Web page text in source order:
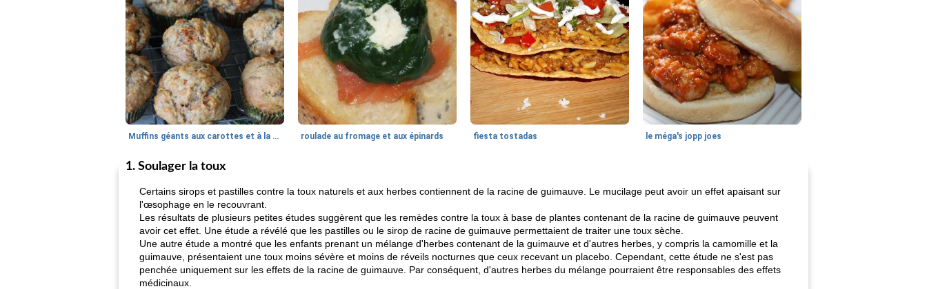
Muffins géants aux carottes et à la banane de Nif roulade au fromage et aux épinards fiesta tostadas le méga's jopp joes
1. Soulager la toux
Certains sirops et pastilles contre la toux naturels et aux herbes contiennent de la racine de guimauve. Le mucilage peut avoir un effet apaisant sur
l'œsophage en le recouvrant.
Les résultats de plusieurs petites études suggèrent que les remèdes contre la toux à base de plantes contenant de la racine de guimauve peuvent
avoir cet effet. Une étude a révélé que les pastilles ou le sirop de racine de guimauve permettaient de traiter une toux sèche.
Une autre étude a montré que les enfants prenant un mélange d'herbes contenant de la guimauve et d'autres herbes, y compris la camomille et la
guimauve, présentaient une toux moins sévère et moins de réveils nocturnes que ceux recevant un placebo. Cependant, cette étude ne s'est pas
penchée uniquement sur les effets de la racine de guimauve. Par conséquent, d'autres herbes du mélange pourraient être responsables des effets
médicinaux.